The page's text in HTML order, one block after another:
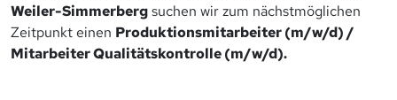
Weiler-Simmerbergsuchen wir zum nächstmöglichen
Zeitpunkt einen Produktionsmitarbeiter (m/w/d) /
Mitarbeiter Qualitätskontrolle (m/w/d).